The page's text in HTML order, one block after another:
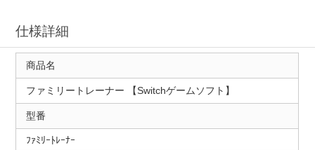
仕様詳細
商品名
ファミリートレーナー 【Switchゲームソフト】
型番
ﾌｧﾐﾘｰﾄﾚｰﾅｰ